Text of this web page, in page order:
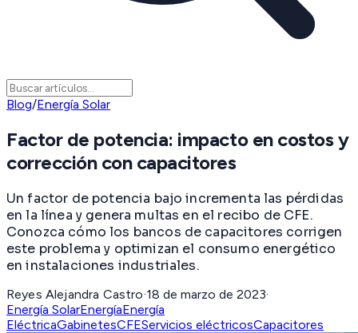
Blog/Energía Solar
Factor de potencia: impacto en costos y
corrección con capacitores
Un factor de potencia bajo incrementa las pérdidas
en la línea y genera multas en el recibo de CFE.
Conozca cómo los bancos de capacitores corrigen
este problema y optimizan el consumo energético
en instalaciones industriales.
Reyes Alejandra Castro·18 de marzo de 2023·
Energía SolarEnergíaEnergía
EléctricaGabinetesCFEServicios eléctricosCapacitores